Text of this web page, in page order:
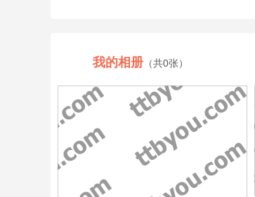
我的相册 （共0张）